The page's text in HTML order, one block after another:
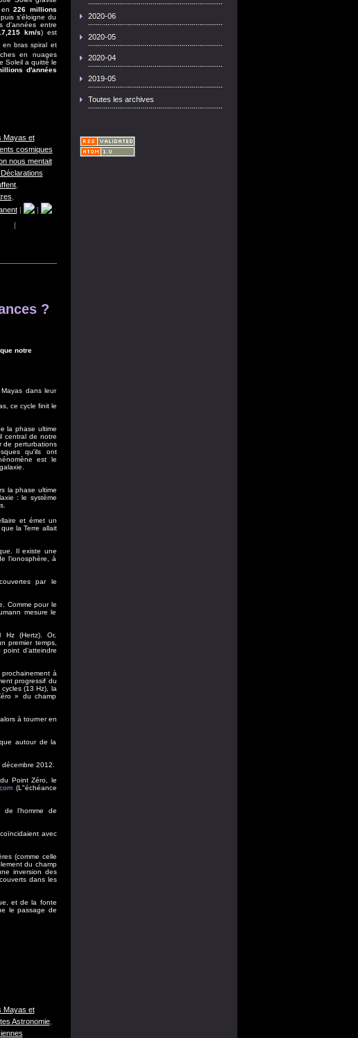
2020-06
2020-05
2020-04
2019-05
Toutes les archives
en226 millions
s'éloigne du
d'années entre
km/s) est
bras spiral et
en nuages
Soleil a quitté le
d'années
Mayas et
cosmiques
nous mentait
,
|
|
?
notre
dans leur
ce cycle finit le
la phase ultime
central de notre
de perturbations
qu'ils ont
est le
la phase ultime
: le système
et émet un
la Terre allait
Il existe une
l'ionosphère, à
par le
Comme pour le
mesure le
(Hertz). Or,
premier temps,
point d'atteindre
à
progressif du
(13 Hz), la
» du champ
à tourner en
autour de la
décembre 2012.
Point Zéro, le
(L"échéance
de l'homme de
avec
(comme celle
du champ
inversion des
dans les
et de la fonte
le passage de
Mayas et
Astronomie,